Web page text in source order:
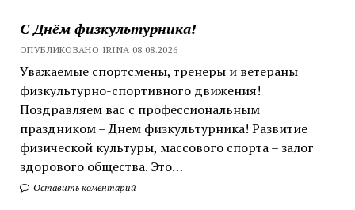
С Днём физкультурника!
ОПУБЛИКОВАНО IRINA 08.08.2026
Уважаемые спортсмены, тренеры и ветераны
физкультурно-спортивного движения!
Поздравляем вас с профессиональным
праздником – Днем физкультурника! Развитие
физической культуры, массового спорта – залог
здорового общества. Это…
Оставить коментарий